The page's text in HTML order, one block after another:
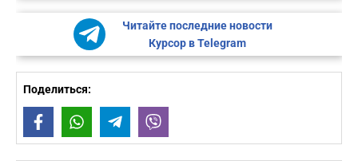
Читайте последние новости
Курсор в Telegram
Поделиться:
FacebookWhatsAppTelegram